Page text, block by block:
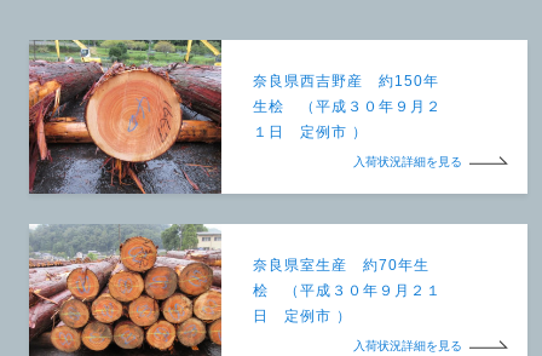
奈良県西吉野産 約150年
生桧 （平成３０年９月２
１日 定例市 ）
入荷状況詳細を見る
奈良県室生産 約70年生
桧 （平成３０年９月２１
日 定例市 ）
入荷状況詳細を見る